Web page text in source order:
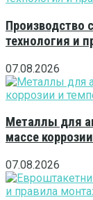
Производство
технология и
07.08.2026
Металлы для
массе
07.08.2026